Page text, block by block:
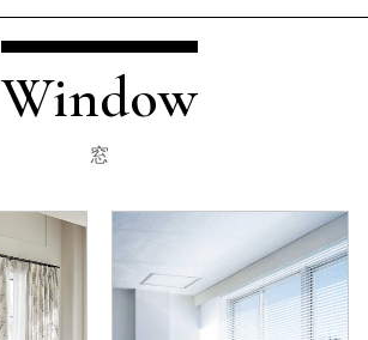
Window
窓